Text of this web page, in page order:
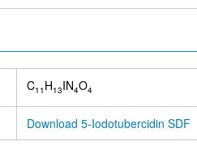
C11 H13IN4O4
Download 5-Iodotubercidin SDF